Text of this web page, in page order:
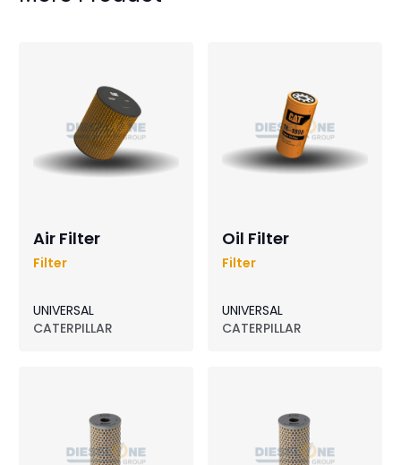
Air Filter
Filter
UNIVERSAL
CATERPILLAR
Oil Filter
Filter
UNIVERSAL
CATERPILLAR